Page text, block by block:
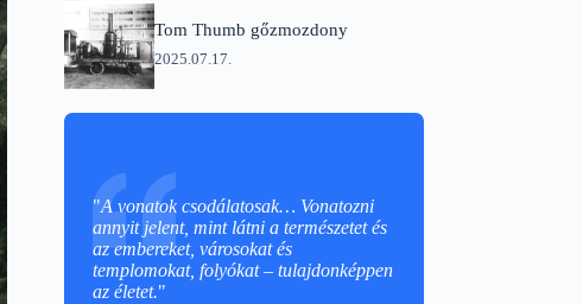
Tom Thumb gőzmozdony
2025.07.17.
"A vonatok csodálatosak… Vonatozni
annyit jelent, mint látni a természetet és
az embereket, városokat és
templomokat, folyókat – tulajdonképpen
az életet."